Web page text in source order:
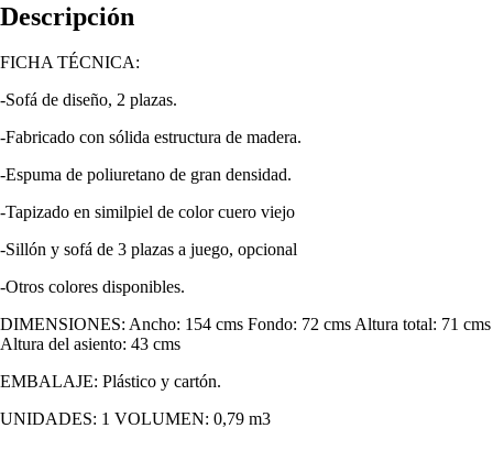
Descripción
FICHA TÉCNICA:
-Sofá de diseño, 2 plazas.
-Fabricado con sólida estructura de madera.
-Espuma de poliuretano de gran densidad.
-Tapizado en similpiel de color cuero viejo
-Sillón y sofá de 3 plazas a juego, opcional
-Otros colores disponibles.
DIMENSIONES: Ancho: 154 cms Fondo: 72 cms Altura total: 71 cms
Altura del asiento: 43 cms
EMBALAJE: Plástico y cartón.
UNIDADES: 1 VOLUMEN: 0,79 m3